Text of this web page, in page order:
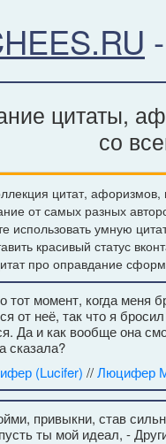
цитаты,
со
цитат, афоризмов,
от самых разных
использовать умную
красивый статус
про оправдание
тот момент, когда меня
от неё, так что я
Да и как вообще она
сказала?
(Lucifer) //Люцифер
привыкни, став
ты мой идеал, -